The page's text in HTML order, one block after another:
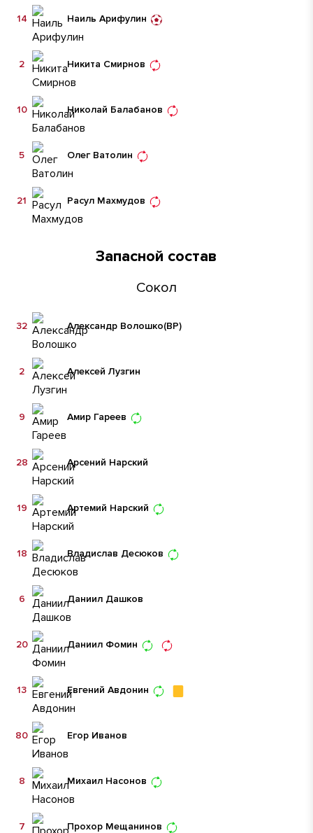
Наиль Арифулин
14
Никита Смирнов
2
Николай Балабанов
10
Олег Ватолин
5
Расул Махмудов
21
Запасной состав
Сокол
Александр Волошко(ВР)
32
Алексей Лузгин
2
Амир Гареев
9
Арсений Нарский
28
Артемий Нарский
19
Владислав Десюков
18
Даниил Дашков
6
Даниил Фомин
20
Евгений Авдонин
13
Егор Иванов
80
Михаил Насонов
8
Прохор Мещанинов
7